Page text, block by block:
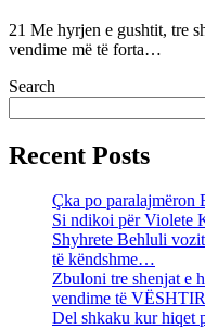
21 Me hyrjen e gushtit, tre
vendime më të forta…
Search
Recent Posts
Çka po paralajmëron
Si ndikoi për Violete
Shyhrete Behluli
të këndshme…
Zbuloni tre shenjat e
vendime të
Del shkaku kur hiqet